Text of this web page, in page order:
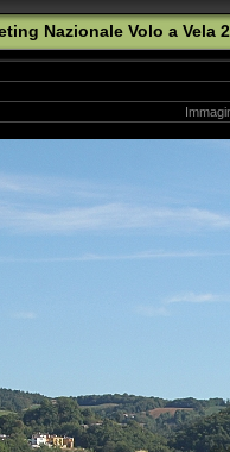
Nazionale Volo a Vela